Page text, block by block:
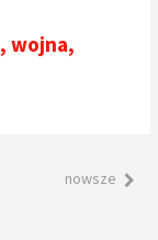
, wojna,
nowsze